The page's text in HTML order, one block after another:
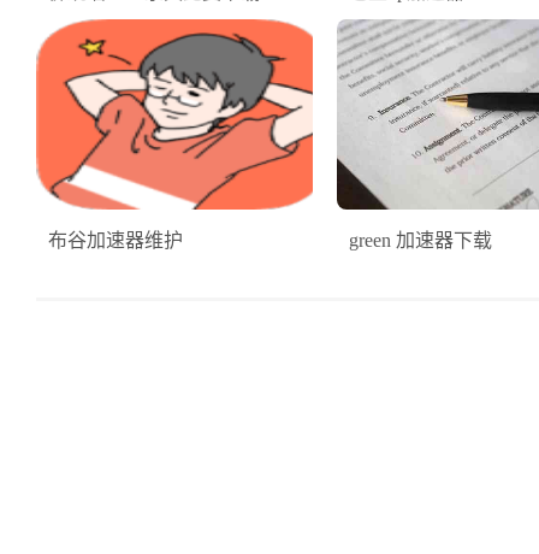
布谷加速器维护 green 加速器下载